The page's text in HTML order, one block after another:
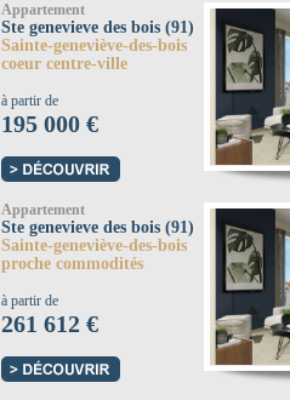
Appartement
Ste genevieve des bois (91)
Sainte-geneviève-des-bois
coeur centre-ville
à partir de
195 000 €
Appartement
Ste genevieve des bois (91)
Sainte-geneviève-des-bois
proche commodités
à partir de
261 612 €